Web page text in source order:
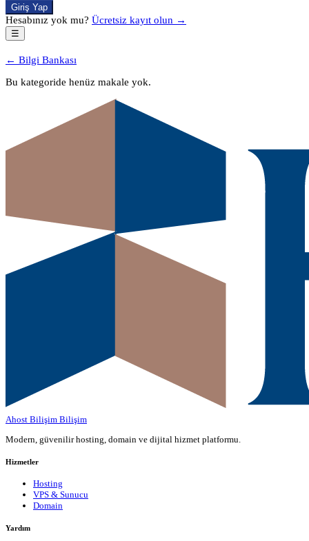
Giriş Yap
Hesabınız yok mu? Ücretsiz kayıt olun →
☰
← Bilgi Bankası
Bu kategoride henüz makale yok.
Ahost Bilişim Bilişim
Modern, güvenilir hosting, domain ve dijital hizmet platformu.
Hizmetler
Hosting
VPS & Sunucu
Domain
Yardım